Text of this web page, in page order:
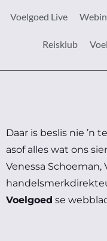
Voelgoed Live
Reisklub
Daar is beslis nie ’n
asof alles wat ons
Venessa Schoeman,
Voelgoed se